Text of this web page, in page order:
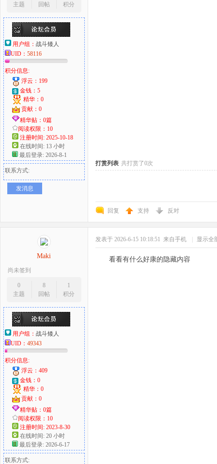
爱
主题
回帖
积分
用户组： 战斗矮人
UID： 58116
积分信息:
浮云：199
金钱：5
精华：0
贡献：0
精华贴：0篇
阅读权限：10
注册时间: 2025-10-18
在线时间: 13 小时
最后登录: 2026-8-1
联系方式:
发消息
打赏列表 共打赏了0次
回复 支持 反对
Maki
尚未签到
0
主题
8
回帖
1
积分
用户组： 战斗矮人
UID： 49343
积分信息:
浮云：409
金钱：0
精华：0
贡献：0
精华贴：0篇
阅读权限：10
注册时间: 2023-8-30
在线时间: 20 小时
最后登录: 2026-6-17
联系方式:
发表于 2026-6-15 10:18:51 来自手机 显示全
看看有什么好康的隐藏内容